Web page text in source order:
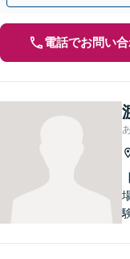
電話でお問い